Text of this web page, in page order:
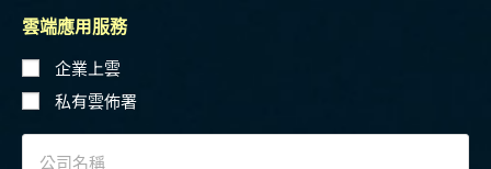
雲端應用服務
企業上雲
私有雲佈署